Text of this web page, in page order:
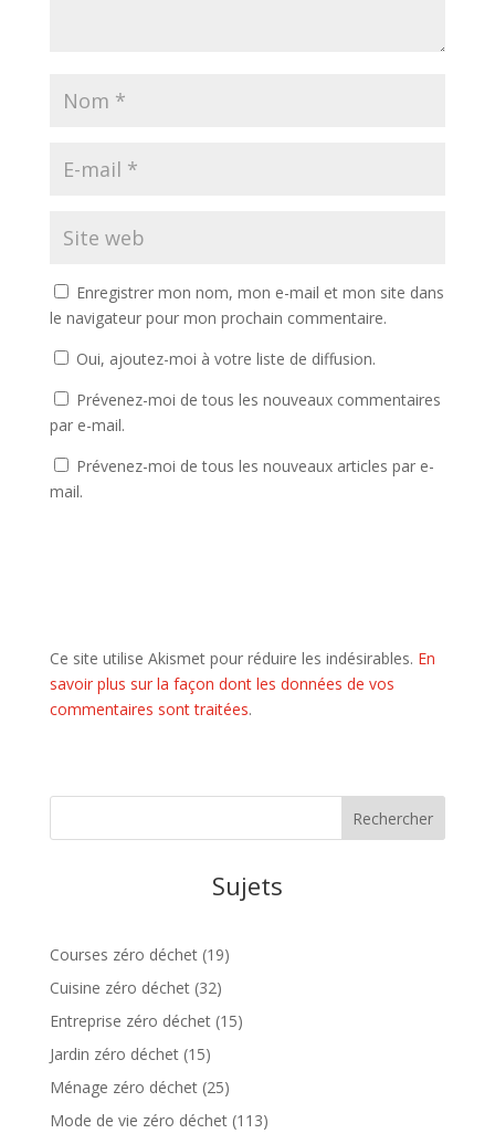
Enregistrer mon nom, mon e-mail et mon site dans
le navigateur pour mon prochain commentaire.
Oui, ajoutez-moi à votre liste de diffusion.
Prévenez-moi de tous les nouveaux commentaires
par e-mail.
Prévenez-moi de tous les nouveaux articles par e-
mail.
Ce site utilise Akismet pour réduire les indésirables. En
savoir plus sur la façon dont les données de vos
commentaires sont traitées.
Sujets
Courses zéro déchet(19)
Cuisine zéro déchet(32)
Entreprise zéro déchet(15)
Jardin zéro déchet(15)
Ménage zéro déchet(25)
Mode de vie zéro déchet(113)